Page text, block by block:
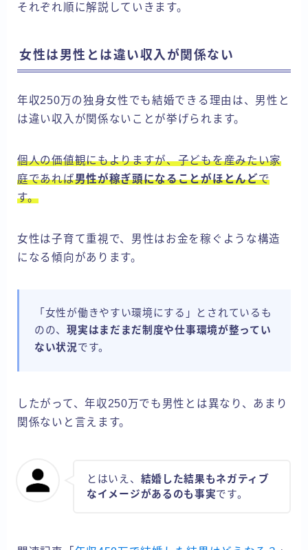
それぞれ順に解説していきます。
女性は男性とは違い収入が関係ない
年収250万の独身女性でも結婚できる理由は、男性と
は違い収入が関係ないことが挙げられます。
個人の価値観にもよりますが、子どもを産みたい家
庭であれば男性が稼ぎ頭になることがほとんどで
す。
女性は子育て重視で、男性はお金を稼ぐような構造
になる傾向があります。
「女性が働きやすい環境にする」とされているも
のの、現実はまだまだ制度や仕事環境が整ってい
ない状況です。
したがって、年収250万でも男性とは異なり、あまり
関係ないと言えます。
とはいえ、 結婚した結果もネガティブ
なイメージがあるのも事実です。